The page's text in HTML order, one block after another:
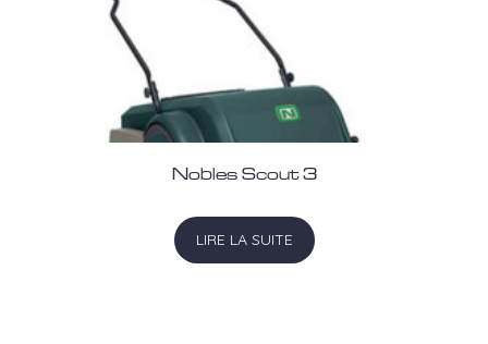
Nobles Scout 3
LIRE LA SUITE